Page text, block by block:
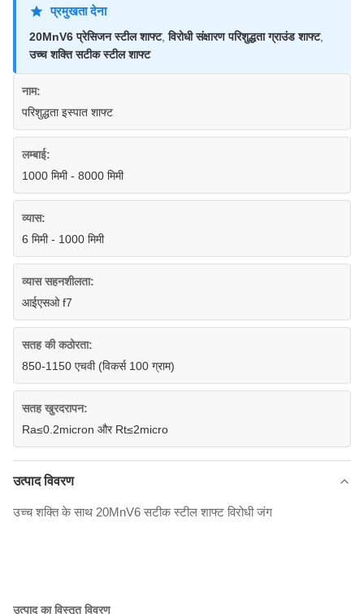
प्रमुखता देना
20MnV6 प्रेसिजन स्टील शाफ्ट,विरोधी संक्षारण परिशुद्धता ग्राउंड शाफ्ट,
उच्च शक्ति सटीक स्टील शाफ्ट
नाम:
परिशुद्धता इस्पात शाफ्ट
लम्बाई:
1000 मिमी - 8000 मिमी
व्यास:
6 मिमी - 1000 मिमी
व्यास सहनशीलता:
आईएसओ f7
सतह की कठोरता:
850-1150 एचवी (विकर्स 100 ग्राम)
सतह खुरदरापन:
Ra≤0.2micron और Rt≤2micro
उत्पाद विवरण
उच्च शक्ति के साथ 20MnV6 सटीक स्टील शाफ्ट विरोधी जंग
उत्पाद का विस्तृत विवरण